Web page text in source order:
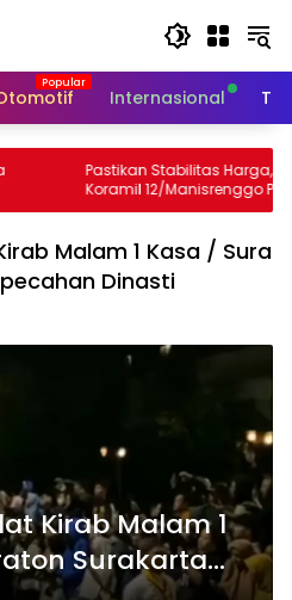
Internasional
Harga, Babinsa
Pantau Harga
Klewer
Malam 1 Kasa / Sura
Dinasti
Kirab Malam 1
Surakarta